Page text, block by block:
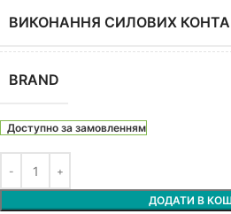
ВИКОНАННЯ СИЛОВИХ
BRAND
Доступно за замовленням
ДОДАТИ В